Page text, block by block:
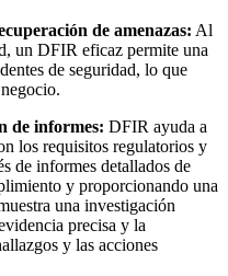
de amenazas: Al
un DFIR eficaz permite una
de seguridad, lo que
de informes: DFIR ayuda a
los requisitos regulatorios y
de informes detallados de
y proporcionando una
una investigación
precisa y la
y las acciones